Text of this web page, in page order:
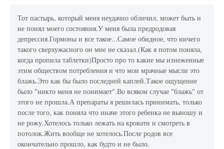
Тот пастырь, который меня неудачно обличил, может быть и
не понял моего состояния.У меня была предродовая
депрессия.Гормоны и все такое...Самое обидное, что ничего
такого сверхужасного он мне не сказал.(Как я потом поняла,
когда пропила таблетки)Просто про то какие мы изнеженные
этим обществом потребления и что мои мрачные мысли это
блажь.Это как бы было последней каплей.Такое ощущение
было "никто меня не понимает".Во всяком случае "блажь" от
этого не прошла.А препараты я решилась принимать, только
после того, как поняла что иначе этого ребенка не выношу и
не рожу.Хотелось только лежать на кровати и смотреть в
потолок.Жить вообще не хотелось.После родов все
окончательно прошло, как будто и не было.